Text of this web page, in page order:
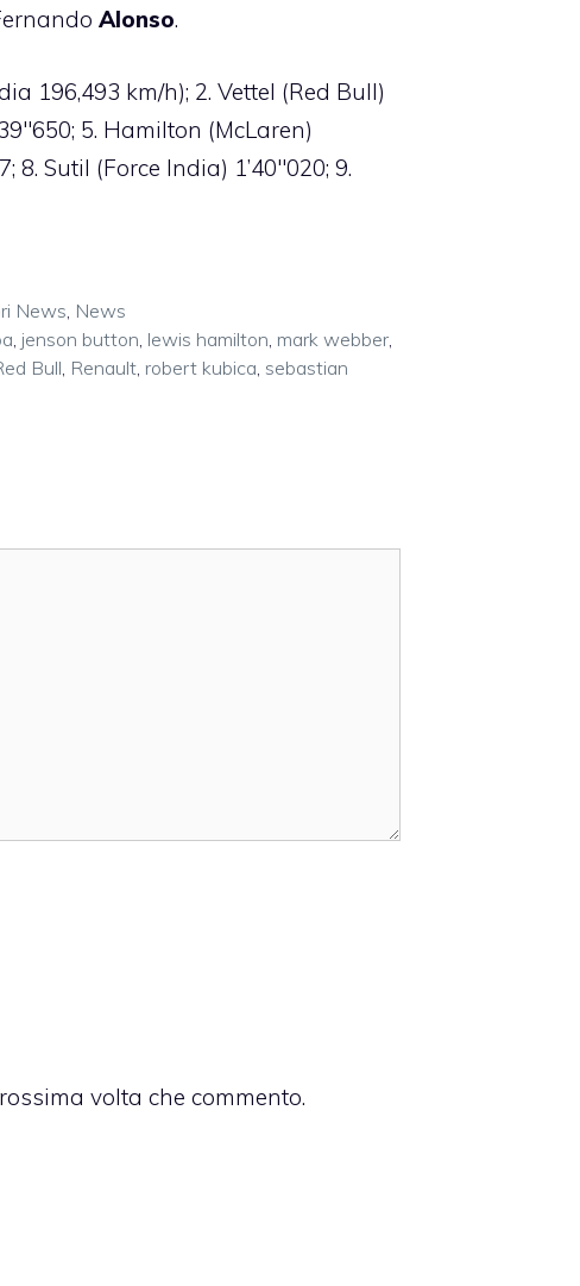
Alonso.
196,493 km/h); 2. Vettel (Red Bull)
5. Hamilton (McLaren)
8. Sutil (Force India) 1’40″020; 9.
News, News
, jenson button, lewis hamilton, mark webber,
Bull, Renault, robert kubica, sebastian
volta che commento.